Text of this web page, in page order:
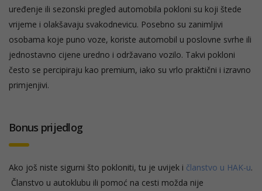
uređenje ili sezonski pregled automobila pokloni su koji štede
vrijeme i olakšavaju svakodnevicu. Posebno su zanimljivi
osobama koje puno voze, koriste automobil u poslovne svrhe ili
jednostavno cijene uredno i održavano vozilo. Takvi pokloni
često se percipiraju kao premium, iako su vrlo praktični i izravno
primjenjivi.
Bonus prijedlog
Ako još niste sigurni što pokloniti, tu je uvijek i članstvo u HAK-u.
Članstvo u autoklubu ili pomoć na cesti možda nije